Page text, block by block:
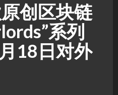
创区块链
系列
18日对外